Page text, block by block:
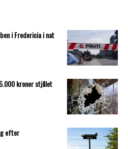
i Fredericia i nat
kroner stjålet
efter